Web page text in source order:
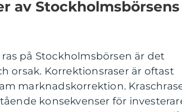
av Stockholmsbörsens
på Stockholmsbörsen är det
orsak. Korrektionsraser är oftast
marknadskorrektion.
konsekvenser för